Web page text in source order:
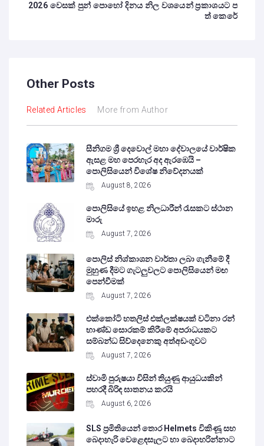
2026 වෙසක් පුන් පොහෝ දිනය නිල වශයෙන් ප්‍රකාශයට ප
ත් කෙරේ
Other Posts
Related Articles More from Author
සීනිගම ශ්‍රී දෙවොල් මහා දේවාලයේ වාර්ෂික
ඇසළ මහ පෙරහැර අද ඇරඹෙයි –
පොලිසියෙන් විශේෂ නිවේදනයක්
August 8, 2026
පොලිසියේ ඉහළ නිලධාරීන් රැසකට ස්ථාන
මාරු
August 7, 2026
පොලිස් නිශ්කාශන වාර්තා ලබා ගැනීමේ දී
මුහුණ දීමට ගැටලුවලට පොලිසියෙන් මඟ
පෙන්වීමක්
August 7, 2026
එක්කෝටි හතලිස් එක්ලක්ෂයක් වටිනා රන්
භාණ්ඩ සොරකම් කිරීමේ අපරාධයකට
සම්බන්ධ සිව්දෙනෙකු අත්අඩංගුවට
August 7, 2026
ස්වාමි පුරුෂයා විසින් තියුණු ආයුධයකින්
පහරදී බිරිඳ ඝාතනය කරයි
August 6, 2026
SLS ප්‍රමිතියෙන් තොර Helmets විකිණූ සහ
බෙදාහැරි වෙළෙඳසැලට හා බෙදාහරින්නාට